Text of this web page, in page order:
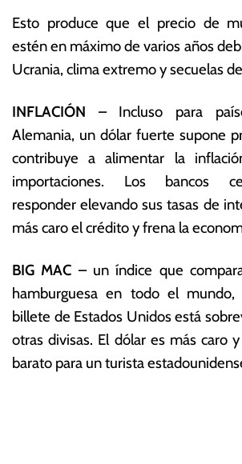
Esto produce que el precio de
estén en máximo de varios años
Ucrania, clima extremo y secuelas
INFLACIÓN – Incluso para
Alemania, un dólar fuerte supone
contribuye a alimentar la
importaciones. Los bancos
responder elevando sus tasas de
más caro el crédito y frena la
BIG MAC – un índice que
hamburguesa en todo el
billete de Estados Unidos está
otras divisas. El dólar es más caro
barato para un turista